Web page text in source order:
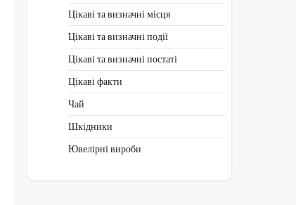
Цікаві та визначні місця
Цікаві та визначні події
Цікаві та визначні постаті
Цікаві факти
Чай
Шкідники
Ювелірні вироби